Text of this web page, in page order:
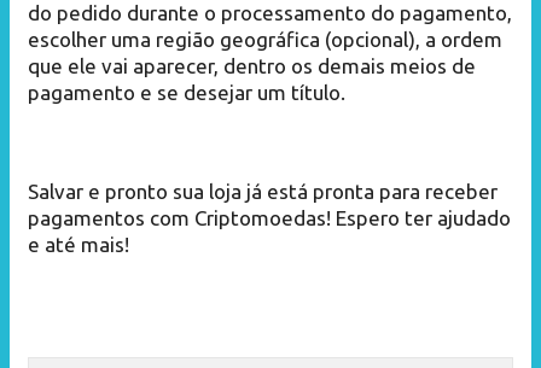
do pedido durante o processamento do pagamento,
escolher uma região geográfica (opcional), a ordem
que ele vai aparecer, dentro os demais meios de
pagamento e se desejar um título.
Salvar e pronto sua loja já está pronta para receber
pagamentos com Criptomoedas! Espero ter ajudado
e até mais!